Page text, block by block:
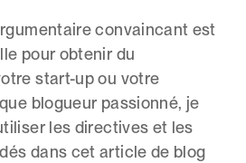
convaincant est
pour obtenir du
start-up ou votre
blogueur passionné, je
les directives et les
dans cet article de blog